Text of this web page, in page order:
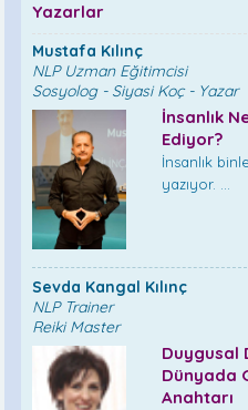
Yazarlar
Mustafa Kılınç
NLP Uzman Eğitimcisi
Sosyolog - Siyasi Koç - Yazar
İnsanlık
Ediyor?
İnsanlık
yazıyor. ...
Sevda Kangal Kılınç
NLP Trainer
Reiki Master
Duygusal
Dünyada
Anahtarı